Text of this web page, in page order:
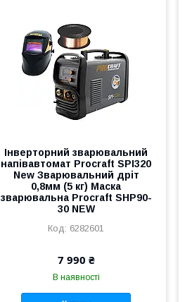
Інверторний зварювальний
напівавтомат Procraft SPI320
New Зварювальний дріт
0,8мм (5 кг) Маска
зварювальна Procraft SHP90-
30 NEW
6282601
7 990 ₴
В наявності